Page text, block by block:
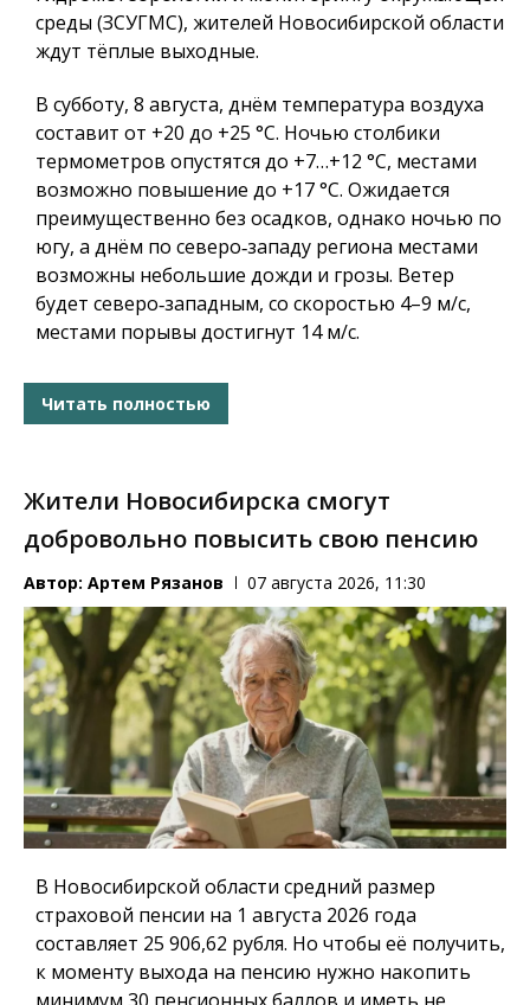
среды (ЗСУГМС), жителей Новосибирской области
ждут тёплые выходные.
В субботу, 8 августа, днём температура воздуха
составит от +20 до +25 °C. Ночью столбики
термометров опустятся до +7…+12 °C, местами
возможно повышение до +17 °C. Ожидается
преимущественно без осадков, однако ночью по
югу, а днём по северо‑западу региона местами
возможны небольшие дожди и грозы. Ветер
будет северо‑западным, со скоростью 4–9 м/с,
местами порывы достигнут 14 м/с.
Читать полностью
Жители Новосибирска смогут
добровольно повысить свою пенсию
Автор: Артем Рязанов 07 августа 2026, 11:30
В Новосибирской области средний размер
страховой пенсии на 1 августа 2026 года
составляет 25 906,62 рубля. Но чтобы её получить,
к моменту выхода на пенсию нужно накопить